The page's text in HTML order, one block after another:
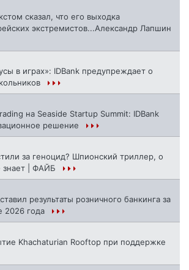
сказал, что его выходка
экстремистов...Александр Лапшин
в играх»: IDBank предупреждает о
на Seaside Startup Summit: IDBank
решение
за геноцид? Шпионский триллер, о
знает | ФАЙБ
результаты розничного банкинга за
2026 года
Khachaturian Rooftop при поддержке